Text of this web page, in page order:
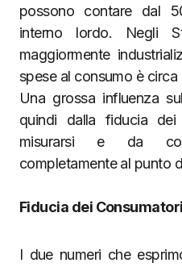
possono contare dal
interno lordo. Negli
maggiormente
spese al consumo è
Una grossa influenza
quindi dalla fiducia
misurarsi e da
completamente al punto
Fiducia dei
I due numeri che